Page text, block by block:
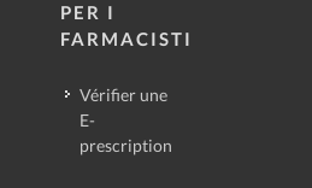
PER I
FARMACISTI
Vérifier une
E-
prescription